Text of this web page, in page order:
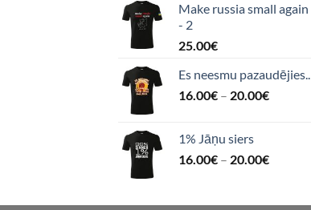
Make russia small again
- 2
25.00€
Es neesmu pazaudējies..
16.00€ – 20.00€
1% Jāņu siers
16.00€ – 20.00€